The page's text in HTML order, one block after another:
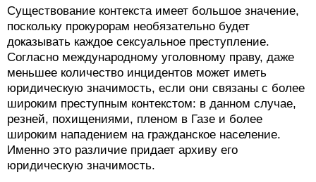
Существование контекста имеет большое значение,
поскольку прокурорам необязательно будет
доказывать каждое сексуальное преступление.
Согласно международному уголовному праву, даже
меньшее количество инцидентов может иметь
юридическую значимость, если они связаны с более
широким преступным контекстом: в данном случае,
резней, похищениями, пленом в Газе и более
широким нападением на гражданское население.
Именно это различие придает архиву его
юридическую значимость.